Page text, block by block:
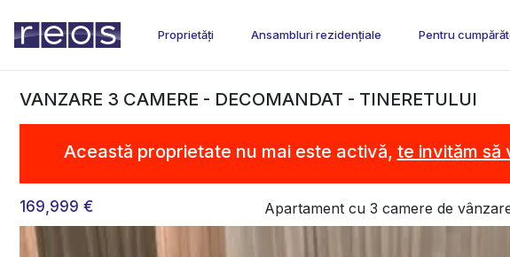
Proprietăți Ansambluri rezidențiale Pentru
VANZARE 3 CAMERE - DECOMANDAT - TINERETULUI
Această proprietate nu mai este activă, te invităm să
169,999 € Apartament cu 3 camere de